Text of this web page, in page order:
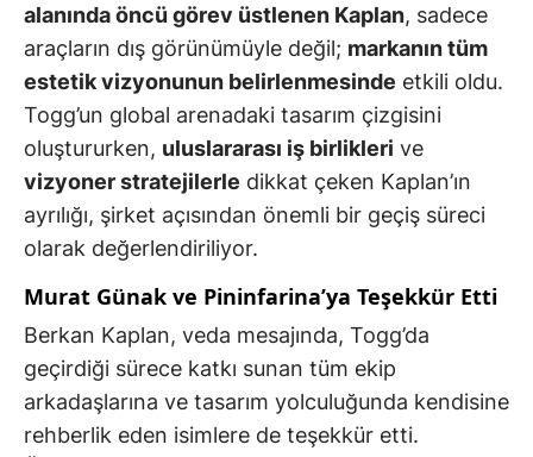
alanında öncü görev üstlenen Kaplan, sadece
araçların dış görünümüyle değil; markanın tüm
estetik vizyonunun belirlenmesinde etkili oldu.
Togg’un global arenadaki tasarım çizgisini
oluştururken, uluslararası iş birlikleri ve
vizyoner stratejilerle dikkat çeken Kaplan’ın
ayrılığı, şirket açısından önemli bir geçiş süreci
olarak değerlendiriliyor.
Murat Günak ve Pininfarina’ya Teşekkür Etti
Berkan Kaplan, veda mesajında, Togg’da
geçirdiği sürece katkı sunan tüm ekip
arkadaşlarına ve tasarım yolculuğunda kendisine
rehberlik eden isimlere de teşekkür etti.